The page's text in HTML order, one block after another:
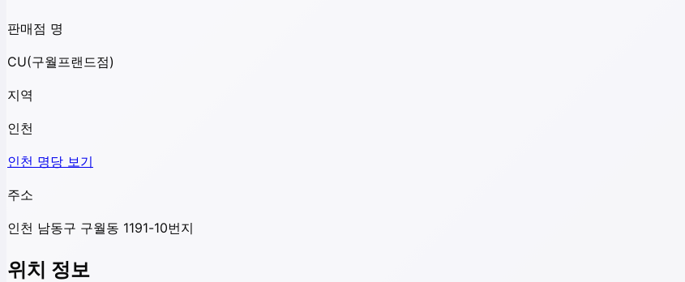
판매점 명
CU(구월프랜드점)
지역
인천
인천 명당 보기
주소
인천 남동구 구월동 1191-10번지
위치 정보